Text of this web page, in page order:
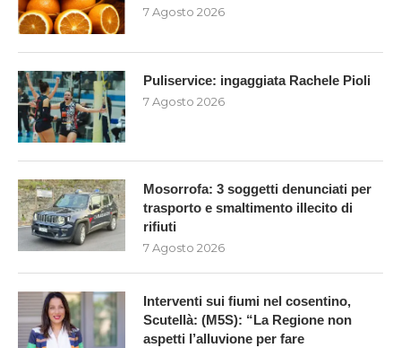
7 Agosto 2026
Puliservice: ingaggiata Rachele Pioli
7 Agosto 2026
Mosorrofa: 3 soggetti denunciati per
trasporto e smaltimento illecito di
rifiuti
7 Agosto 2026
Interventi sui fiumi nel cosentino,
Scutellà: (M5S): “La Regione non
aspetti l’alluvione per fare